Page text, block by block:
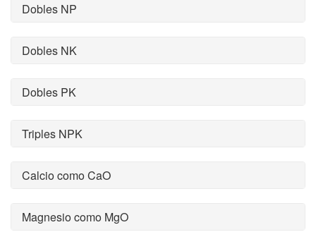
Dobles NP
Dobles NK
Dobles PK
Triples NPK
Calcio como CaO
Magnesio como MgO